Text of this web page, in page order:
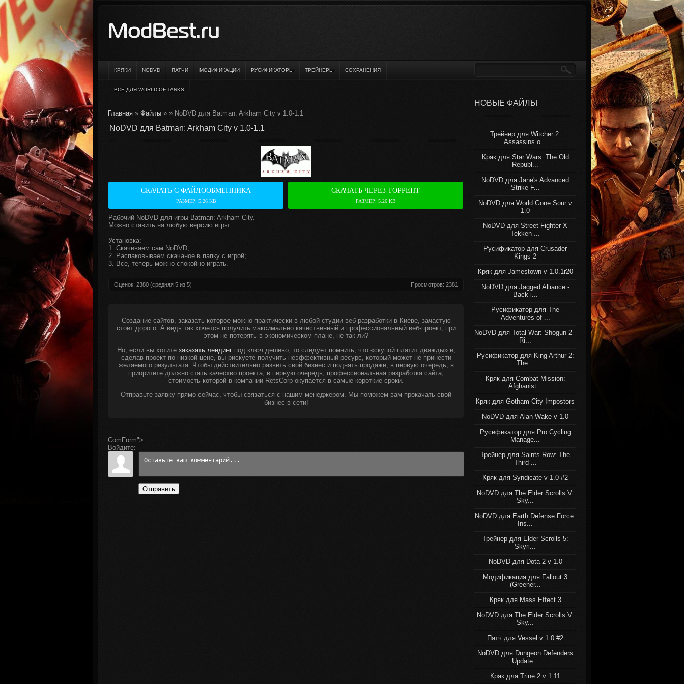
КРЯКИ NODVD ПАТЧИ МОДИФИКАЦИИ РУСИФИКАТОРЫ ТРЕЙНЕРЫ СОХРАНЕНИЯ
ВСЕ ДЛЯ WORLD OF TANKS
НОВЫЕ ФАЙЛЫ
Трейнер для Witcher 2:
Assassins o...
Кряк для Star Wars: The Old
Republ...
NoDVD для Jane's Advanced
Strike F...
NoDVD для World Gone Sour v
1.0
NoDVD для Street Fighter X
Tekken ...
Русификатор для Crusader
Kings 2
Кряк для Jamestown v 1.0.1r20
NoDVD для Jagged Alliance -
Back i...
Русификатор для The
Adventures of ...
NoDVD для Total War: Shogun 2 -
Ri...
Русификатор для King Arthur 2:
The...
Кряк для Combat Mission:
Afghanist...
Кряк для Gotham City Impostors
NoDVD для Alan Wake v 1.0
Русификатор для Pro Cycling
Manage...
Трейнер для Saints Row: The
Third ...
Кряк для Syndicate v 1.0 #2
NoDVD для The Elder Scrolls V:
Sky...
NoDVD для Earth Defense Force:
Ins...
Трейнер для Elder Scrolls 5:
Skyri...
NoDVD для Dota 2 v 1.0
Модификация для Fallout 3
(Greener...
Кряк для Mass Effect 3
NoDVD для The Elder Scrolls V:
Sky...
Патч для Vessel v 1.0 #2
NoDVD для Dungeon Defenders
Update...
Кряк для Trine 2 v 1.11
Главная » Файлы » » NoDVD для Batman: Arkham City v 1.0-1.1
NoDVD для Batman: Arkham City v 1.0-1.1
СКАЧАТЬ С ФАЙЛООБМЕННИКА
РАЗМЕР: 5.26 KB
СКАЧАТЬ ЧЕРЕЗ ТОРРЕНТ
РАЗМЕР: 5.26 KB
Рабочий NoDVD для игры Batman: Arkham City.
Можно ставить на любую версию игры.
Установка:
1. Скачиваем сам NoDVD;
2. Распаковываем скачаное в папку с игрой;
3. Все, теперь можно спокойно играть.
Просмотров: 2381
Оценок: 2380 (средняя 5 из 5)
Создание сайтов, заказать которое можно практически в любой студии веб-разработки в Киеве, зачастую
стоит дорого. А ведь так хочется получить максимально качественный и профессиональный веб-проект, при
этом не потерять в экономическом плане, не так ли?
Но, если вы хотите заказать лендингпод ключ дешево, то следует помнить, что «скупой платит дважды» и,
сделав проект по низкой цене, вы рискуете получить неэффективный ресурс, который может не принести
желаемого результата. Чтобы действительно развить свой бизнес и поднять продажи, в первую очередь, в
приоритете должно стать качество проекта, в первую очередь, профессиональная разработка сайта,
стоимость которой в компании RetsCorp окупается в самые короткие сроки.
Отправьте заявку прямо сейчас, чтобы связаться с нашим менеджером. Мы поможем вам прокачать свой
бизнес в сети!
ComForm">
Войдите:
Отправить